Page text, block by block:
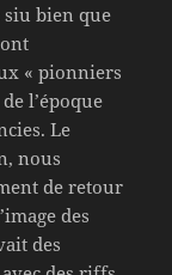
bien que
« pionniers
l’époque
Le
nous
de retour
des
des